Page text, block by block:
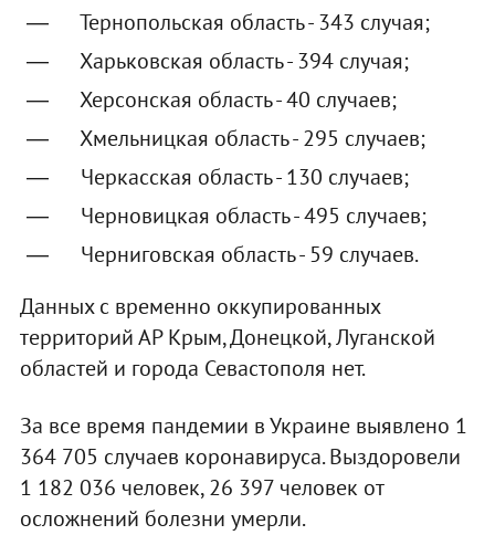
Тернопольская область - 343 случая;
Харьковская область - 394 случая;
Херсонская область - 40 случаев;
Хмельницкая область - 295 случаев;
Черкасская область - 130 случаев;
Черновицкая область - 495 случаев;
Черниговская область - 59 случаев.
Данных с временно оккупированных
территорий АР Крым, Донецкой, Луганской
областей и города Севастополя нет.
За все время пандемии в Украине выявлено 1
364 705 случаев коронавируса. Выздоровели
1 182 036 человек, 26 397 человек от
осложнений болезни умерли.